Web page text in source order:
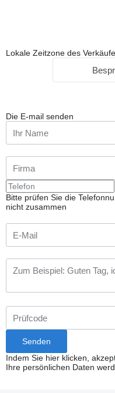
Lokale Zeitzone des
Die E-mail senden
Bitte prüfen Sie die
nicht zusammen
Indem Sie hier klicken,
Ihre persönlichen Daten